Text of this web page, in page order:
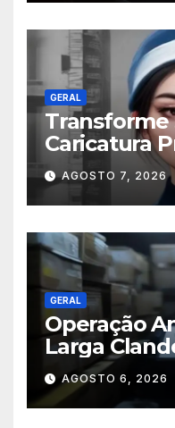
GERAL
Transforme
Caricatura
ChatGPT: A
Digital
AGOSTO 7, 2026
GERAL
Operação
Larga
Sudeste
com
em
AGOSTO 6, 2026